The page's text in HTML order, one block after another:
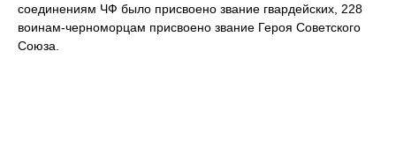
соединениям ЧФ было присвоено звание гвардейских, 228
воинам-черноморцам присвоено звание Героя Советского
Союза.